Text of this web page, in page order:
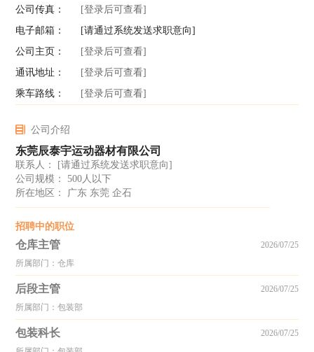
公司传真：
[登录后可查看]
电子邮箱：
[请通过系统发送求职意向]
公司主页：
[登录后可查看]
通讯地址：
[登录后可查看]
乘车路线：
[登录后可查看]
公司介绍
东莞辰泰宇运动器材有限公司
联系人：
[请通过系统发送求职意向]
公司规模： 500人以下
所在地区： 广东 东莞 企石
招聘中的职位
仓库主管
所属部门：仓库
2026/07/25
后段主管
所属部门：包装部
2026/07/25
包装科长 2026/07/25